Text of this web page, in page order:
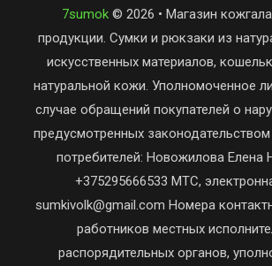
7sumok© 2026 • Магазин
продукции. Сумки и рюкзаки из
искусственных материалов,
натуральной кожи. Уполномоченное
случае обращений покупателей о
предусмотренных
потребителей: Новожилова Елена
+375295666533 МТС,
sumkivolk@gmail.com Номера
работников местных
распорядительных органов,